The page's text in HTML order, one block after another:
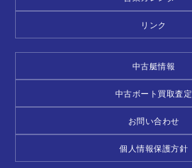
リンク
中古艇情報
中古ボート買取査定
お問い合わせ
個人情報保護方針